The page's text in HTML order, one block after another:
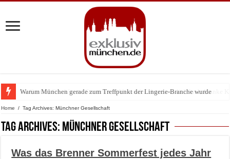
Warum München gerade zum Treffpunkt der Lingerie-Branche wurde
Home / Tag Archives: Münchner Gesellschaft
Tag Archives: Münchner Gesellschaft
Was das Brenner Sommerfest jedes Jahr